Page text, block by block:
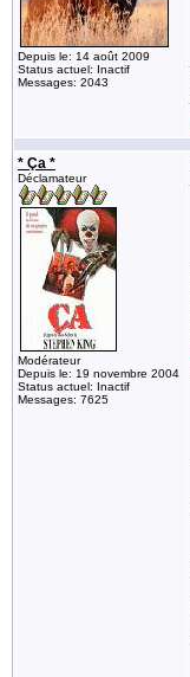
Depuis le: 14 août 2009
Status actuel: Inactif
Messages: 2043
* Ça *
Déclamateur
Modérateur
Depuis le: 19 novembre 2004
Status actuel: Inactif
Messages: 7625